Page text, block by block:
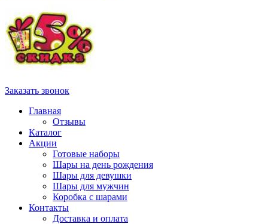
Заказать звонок
Главная
Отзывы
Каталог
Акции
Готовые наборы
Шары на день рождения
Шары для девушки
Шары для мужчин
Коробка с шарами
Контакты
Доставка и оплата